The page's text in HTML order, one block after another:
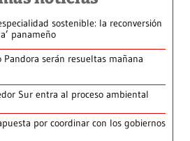
sostenible: la reconversión
panameño
Pandora serán resueltas mañana
Sur entra al proceso ambiental
por coordinar con los gobiernos